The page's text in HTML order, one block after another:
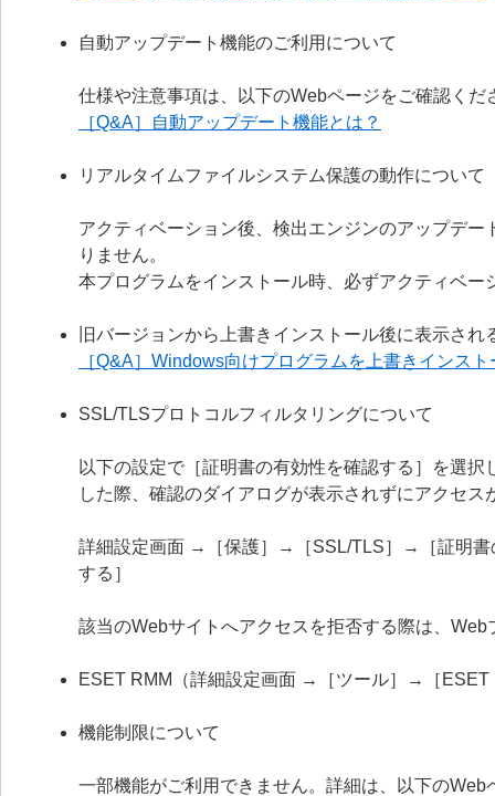
自動アップデート機能のご利用について
仕様や注意事項は、以下のWebページをご確認くだ
［Q&A］自動アップデート機能とは？
リアルタイムファイルシステム保護の動作について
アクティベーション後、検出エンジンのアップデ
りません。
本プログラムをインストール時、必ずアクティベ
旧バージョンから上書きインストール後に表示され
［Q&A］Windows向けプログラムを上書きインス
SSL/TLSプロトコルフィルタリングについて
以下の設定で［証明書の有効性を確認する］を選
した際、確認のダイアログが表示されずにアクセ
詳細設定画面 →［保護］→［SSL/TLS］→［証明書
する］
該当のWebサイトへアクセスを拒否する際は、
ESET RMM（詳細設定画面 →［ツール］→［ESET
機能制限について
一部機能がご利用できません。詳細は、以下の